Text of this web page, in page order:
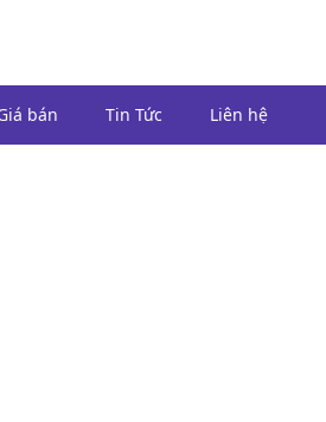
bán Tin Tức Liên hệ